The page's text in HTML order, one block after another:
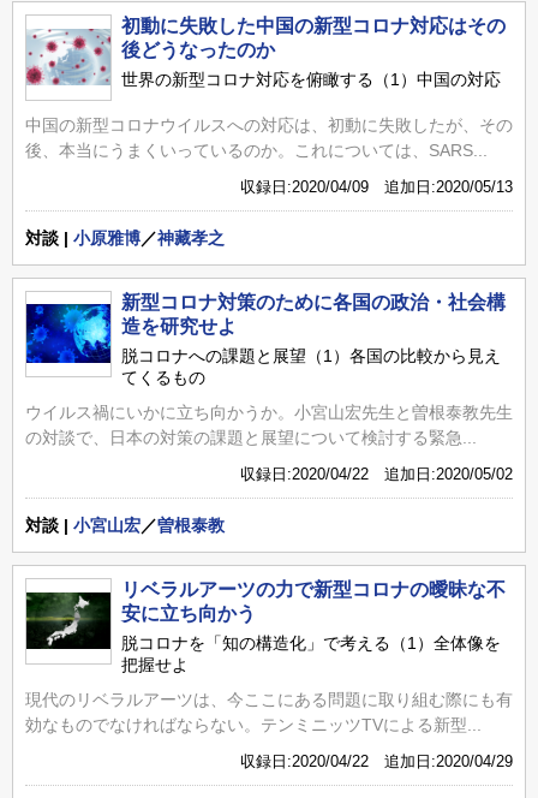
初動に失敗した中国の新型コロナ対応はその
後どうなったのか
世界の新型コロナ対応を俯瞰する（1）中国の対応
中国の新型コロナウイルスへの対応は、初動に失敗したが、その
後、本当にうまくいっているのか。これについては、SARS...
収録日:2020/04/09 追加日:2020/05/13
対談 | 小原雅博／神藏孝之
新型コロナ対策のために各国の政治・社会構
造を研究せよ
脱コロナへの課題と展望（1）各国の比較から見え
てくるもの
ウイルス禍にいかに立ち向かうか。小宮山宏先生と曽根泰教先生
の対談で、日本の対策の課題と展望について検討する緊急...
収録日:2020/04/22 追加日:2020/05/02
対談 | 小宮山宏／曽根泰教
リベラルアーツの力で新型コロナの曖昧な不
安に立ち向かう
脱コロナを「知の構造化」で考える（1）全体像を
把握せよ
現代のリベラルアーツは、今ここにある問題に取り組む際にも有
効なものでなければならない。テンミニッツTVによる新型...
収録日:2020/04/22 追加日:2020/04/29